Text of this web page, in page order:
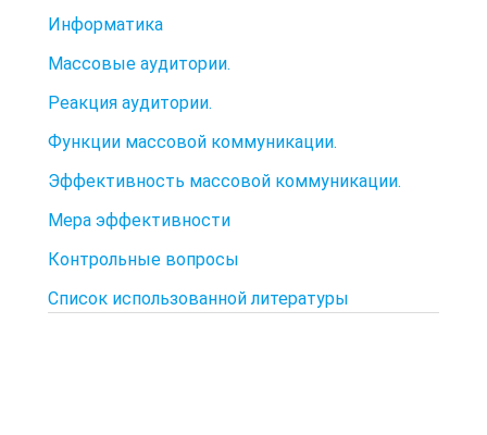
Информатика
Массовые аудитории.
Реакция аудитории.
Функции массовой коммуникации.
Эффективность массовой коммуникации.
Мера эффективности
Контрольные вопросы
Список использованной литературы